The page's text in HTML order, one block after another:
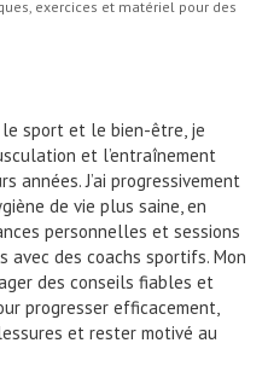
exercices et matériel pour des
le sport et le bien-être, je
et l’entraînement
années. J’ai progressivement
de vie plus saine, en
personnelles et sessions
avec des coachs sportifs. Mon
des conseils fiables et
progresser efficacement,
et rester motivé au